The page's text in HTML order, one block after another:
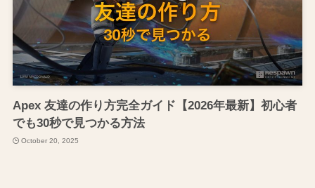
Apex 友達の作り方完全ガイド【2026年最新】初心者
でも30秒で見つかる方法
October 20, 2025